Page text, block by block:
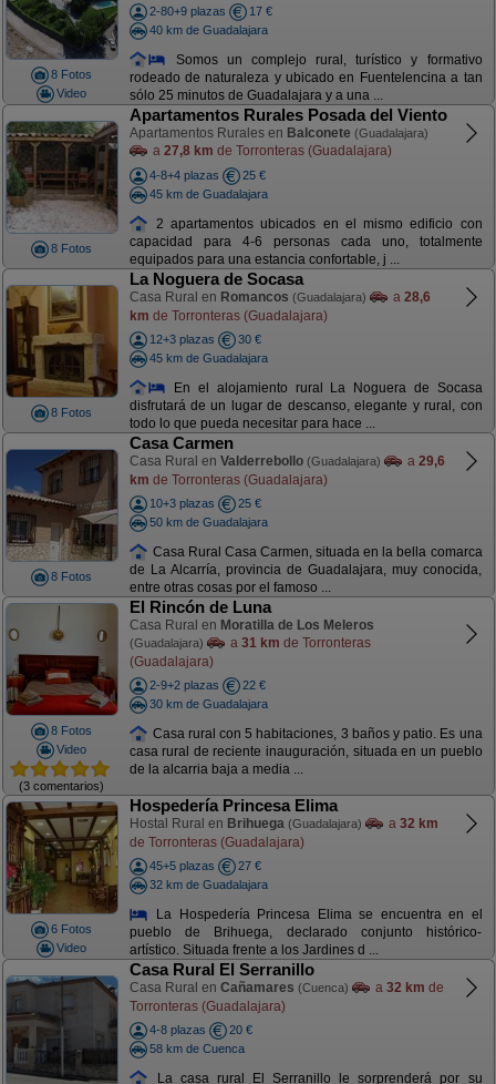
8 Fotos
Video
2-80+9 plazas
17 €
40 km de Guadalajara
Somos un complejo rural, turístico y formativo
rodeado de naturaleza y ubicado en Fuentelencina a tan
sólo 25 minutos de Guadalajara y a una ...
8 Fotos
Apartamentos Rurales Posada del Viento
Apartamentos Rurales en Balconete (Guadalajara)
a 27,8 km de Torronteras (Guadalajara)
4-8+4 plazas
25 €
45 km de Guadalajara
2 apartamentos ubicados en el mismo edificio con
capacidad para 4-6 personas cada uno, totalmente
equipados para una estancia confortable, j ...
8 Fotos
La Noguera de Socasa
Casa Rural en Romancos (Guadalajara) a 28,6
km de Torronteras (Guadalajara)
12+3 plazas
30 €
45 km de Guadalajara
En el alojamiento rural La Noguera de Socasa
disfrutará de un lugar de descanso, elegante y rural, con
todo lo que pueda necesitar para hace ...
8 Fotos
Casa Carmen
Casa Rural en Valderrebollo (Guadalajara) a 29,6
km de Torronteras (Guadalajara)
10+3 plazas
25 €
50 km de Guadalajara
Casa Rural Casa Carmen, situada en la bella comarca
de La Alcarría, provincia de Guadalajara, muy conocida,
entre otras cosas por el famoso ...
8 Fotos
Video
(3 comentarios)
El Rincón de Luna
Casa Rural en Moratilla de Los Meleros
(Guadalajara) a 31 km de Torronteras
(Guadalajara)
2-9+2 plazas
22 €
30 km de Guadalajara
Casa rural con 5 habitaciones, 3 baños y patio. Es una
casa rural de reciente inauguración, situada en un pueblo
de la alcarria baja a media ...
6 Fotos
Video
Hospedería Princesa Elima
Hostal Rural en Brihuega (Guadalajara) a 32 km
de Torronteras (Guadalajara)
45+5 plazas
27 €
32 km de Guadalajara
La Hospedería Princesa Elima se encuentra en el
pueblo de Brihuega, declarado conjunto histórico-
artístico. Situada frente a los Jardines d ...
Casa Rural El Serranillo
Casa Rural en Cañamares (Cuenca) a 32 km de
Torronteras (Guadalajara)
4-8 plazas
20 €
58 km de Cuenca
La casa rural El Serranillo le sorprenderá por su